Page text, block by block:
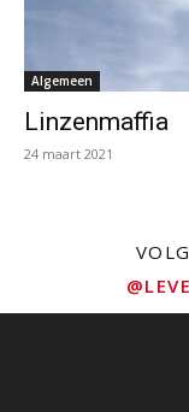
Algemeen
Linzenmaffia
24 maart 2021